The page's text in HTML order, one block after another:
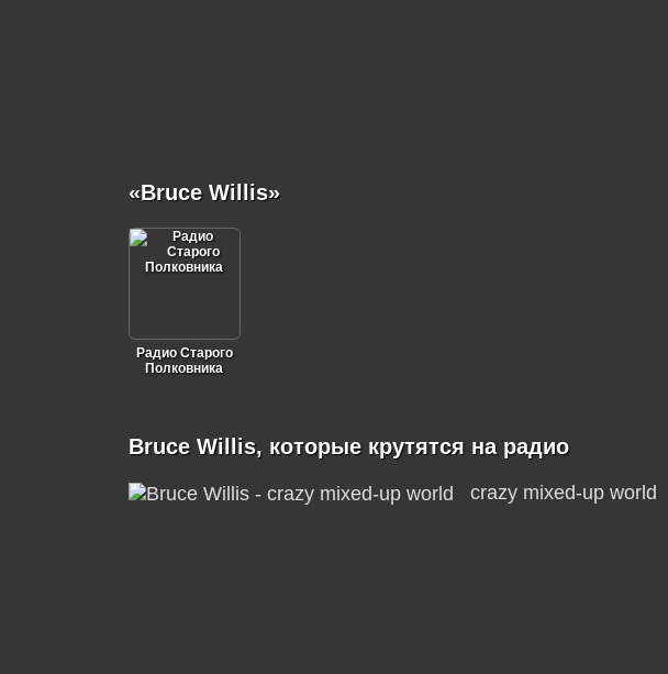
«Bruce Willis»
Радио Старого
Полковника
Bruce Willis, которые крутятся на радио
crazy mixed-up world